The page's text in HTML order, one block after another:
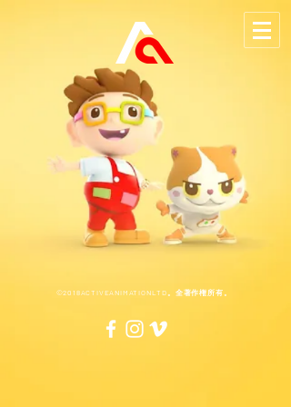
©2018ACTIVEANIMATIONLTD。全著作権所有。